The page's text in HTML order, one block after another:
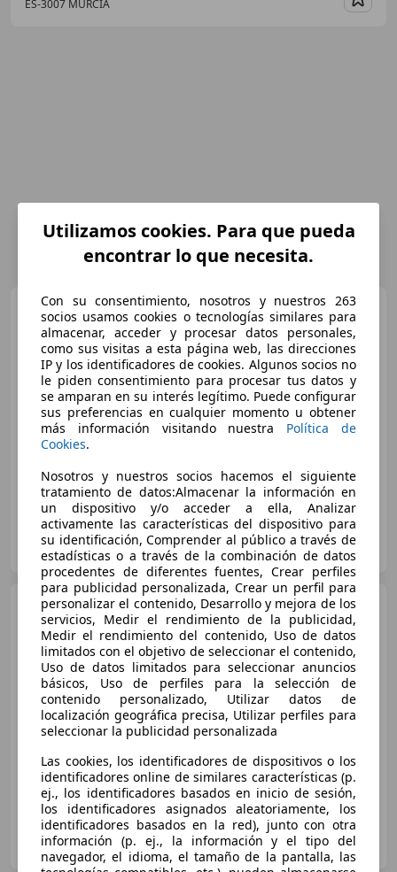
ES-3007 MURCIA
Audi Q3
35 TDI quattro S
tronic 110kW
€ 23.536 1
Súper oferta
04/2021
AUTOS MOLIERE
ES-29004 Málaga
Audi Q3 35 TDI quattro 110kW
(150CV)
€ 23.990
Buenprecio
FLEXICAR MÁLAGA.
ES-29004 MALAGA
Utilizamos cookies. Para que pueda
encontrar lo que necesita.
Con su consentimiento, nosotros y nuestros 263
socios usamos cookies o tecnologías similares para
almacenar, acceder y procesar datos personales,
como sus visitas a esta página web, las direcciones
IP y los identificadores de cookies. Algunos socios no
le piden consentimiento para procesar tus datos y
se amparan en su interés legítimo. Puede configurar
sus preferencias en cualquier momento u obtener
más información visitando nuestra Política de
Cookies.
Nosotros y nuestros socios hacemos el siguiente
tratamiento de datos:Almacenar la información en
un dispositivo y/o acceder a ella, Analizar
activamente las características del dispositivo para
su identificación, Comprender al público a través de
estadísticas o a través de la combinación de datos
procedentes de diferentes fuentes, Crear perfiles
para publicidad personalizada, Crear un perfil para
personalizar el contenido, Desarrollo y mejora de los
servicios, Medir el rendimiento de la publicidad,
Medir el rendimiento del contenido, Uso de datos
limitados con el objetivo de seleccionar el contenido,
Uso de datos limitados para seleccionar anuncios
básicos, Uso de perfiles para la selección de
contenido personalizado, Utilizar datos de
localización geográfica precisa, Utilizar perfiles para
seleccionar la publicidad personalizada
Las cookies, los identificadores de dispositivos o los
identificadores online de similares características (p.
ej., los identificadores basados en inicio de sesión,
los identificadores asignados aleatoriamente, los
identificadores basados en la red), junto con otra
información (p. ej., la información y el tipo del
navegador, el idioma, el tamaño de la pantalla, las